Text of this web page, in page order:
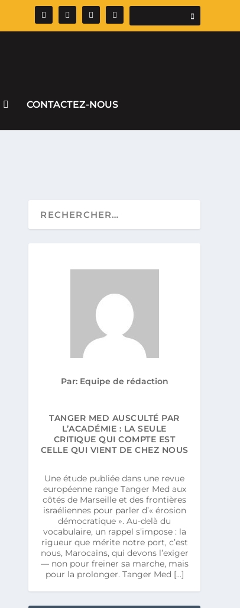
CONTACTEZ-NOUS
Par: Equipe de rédaction
TANGER MED AUSCULTÉ PAR
L’ACADÉMIE : LA SEULE
CRITIQUE QUI COMPTE EST
CELLE QUI VIENT DE CHEZ NOUS
Une étude publiée dans une revue
européenne range Tanger Med aux
côtés de Marseille et des frontières
israéliennes pour parler d’« érosion
démocratique ». Au-delà du
vocabulaire, un rappel s’impose : la
rigueur que mérite notre port, c’est
nous, Marocains, qui devons l’exiger
— non pour freiner sa marche, mais
pour la prolonger. Tanger Med […]